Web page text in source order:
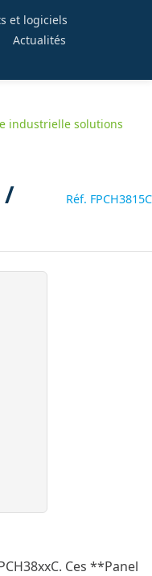
et logiciels
Actualités
industrielle solutions
/
Réf. FPCH3815C
Ces **Panel